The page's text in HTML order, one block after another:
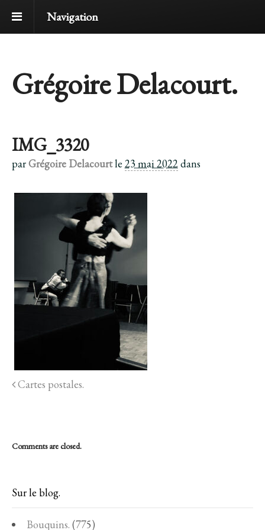
Navigation
Grégoire Delacourt.
IMG_3320
parGrégoire Delacourtle 23 mai 2022dans
Cartes postales.
Comments are closed.
Sur le blog.
Bouquins. (775)